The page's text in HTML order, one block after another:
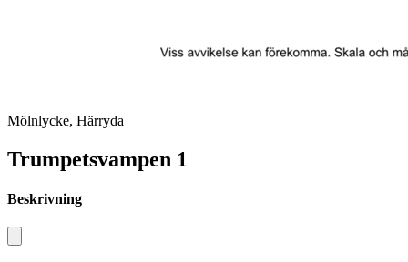
Mölnlycke, Härryda
Trumpetsvampen 1
Beskrivning